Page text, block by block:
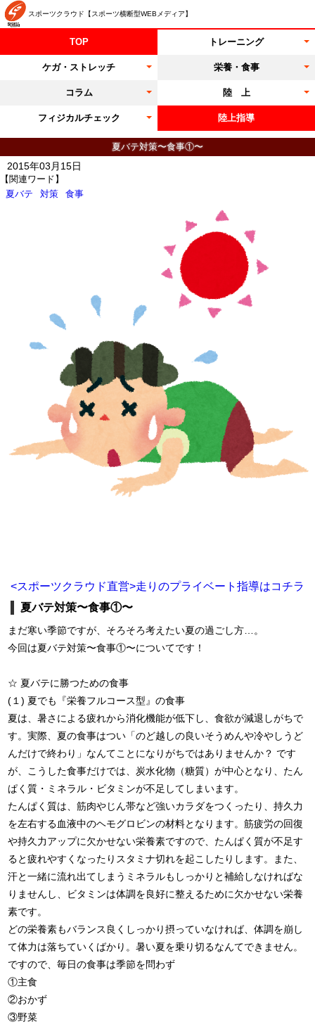
スポーツクラウド【スポーツ横断型WEBメディア】
TOP トレーニング
ケガ・ストレッチ 栄養・食事
コラム 陸 上
フィジカルチェック 陸上指導
夏バテ対策〜食事①〜
【関連ワード】
夏バテ
対策 食事
2015年03月15日
<スポーツクラウド直営>走りのプライベート指導はコチラ
夏バテ対策〜食事①〜
まだ寒い季節ですが、そろそろ考えたい夏の過ごし方…。
今回は夏バテ対策〜食事①〜についてです！
☆ 夏バテに勝つための食事
(１) 夏でも『栄養フルコース型』の食事
夏は、暑さによる疲れから消化機能が低下し、食欲が減退しがちで
す。実際、夏の食事はつい「のど越しの良いそうめんや冷やしうど
んだけで終わり」なんてことになりがちではありませんか？ です
が、こうした食事だけでは、炭水化物（糖質）が中心となり、たん
ぱく質・ミネラル・ビタミンが不足してしまいます。
たんぱく質は、筋肉やじん帯など強いカラダをつくったり、持久力
を左右する血液中のヘモグロビンの材料となります。筋疲労の回復
や持久力アップに欠かせない栄養素ですので、たんぱく質が不足す
ると疲れやすくなったりスタミナ切れを起こしたりします。また、
汗と一緒に流れ出てしまうミネラルもしっかりと補給しなければな
りませんし、ビタミンは体調を良好に整えるために欠かせない栄養
素です。
どの栄養素もバランス良くしっかり摂っていなければ、体調を崩し
て体力は落ちていくばかり。暑い夏を乗り切るなんてできません。
ですので、毎日の食事は季節を問わず
①主食
②おかず
③野菜